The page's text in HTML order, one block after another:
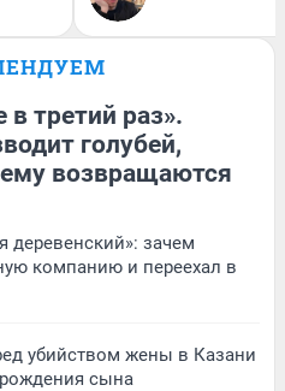
третий раз».
голубей,
возвращаются
деревенский»: зачем
компанию и переехал в
убийством жены в Казани
рождения сына